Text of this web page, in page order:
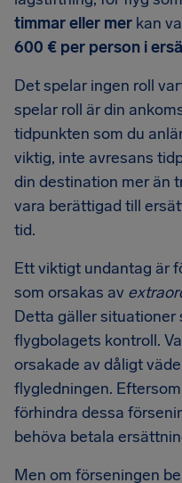
timmar eller mer kan
600 € per person i
Det spelar ingen roll
spelar roll är din
tidpunkten som du
viktig, inte avresans
din destination mer än
vara berättigad till
tid.
Ett viktigt undantag är
som orsakas av
Detta gäller situationer
flygbolagets kontroll.
orsakade av dåligt
flygledningen.
förhindra dessa
behöva betala
Men om förseningen